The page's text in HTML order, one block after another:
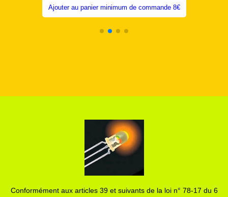
Ajouter au panier minimum de commande 8€
Conformément aux articles 39 et suivants de la loi n° 78-17 du 6